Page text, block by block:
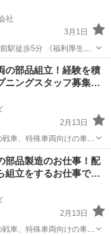
社
3月1日
前駅徒歩5分 《福利厚生・
土木 未経験
の部品組立！経験を積
ニングスタッフ募集…
2月13日
戦車、特殊車両向けの車の
部品製造のお仕事！配
組立をするお仕事で…
2月13日
戦車、特殊車両向けの車の